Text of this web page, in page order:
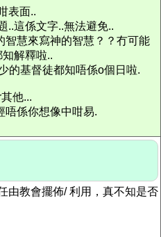
表面..
..這係文字..無法避免..
智慧來寫神的智慧？？冇可能
解釋啦..
的基督徒都知唔係o個日啦.
他...
唔係你想像中咁易.
由教會擺佈/ 利用，真不知是否